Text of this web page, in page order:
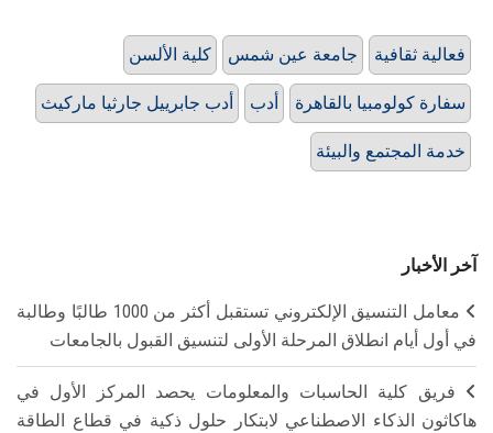
كلية الألسن جامعة عين شمس فعالية ثقافية
أدب جابرييل جارثيا ماركيث أدب سفارة كولومبيا بالقاهرة
خدمة المجتمع والبيئة
آخر الأخبار
معامل التنسيق الإلكتروني تستقبل أكثر من 1000 طالبًا وطالبة
في أول أيام انطلاق المرحلة الأولى لتنسيق القبول بالجامعات
فريق كلية الحاسبات والمعلومات يحصد المركز الأول في
هاكاثون الذكاء الاصطناعي لابتكار حلول ذكية في قطاع الطاقة